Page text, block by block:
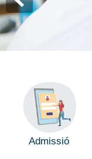
Admissió